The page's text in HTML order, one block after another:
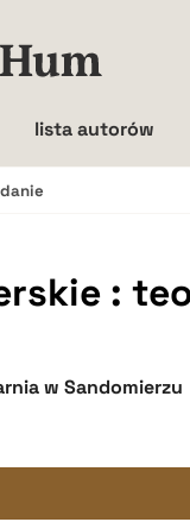
lista autorów
:
w Sandomierzu